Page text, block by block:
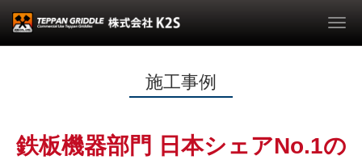
施工事例
鉄板機器部門 日本シェアNo.1の